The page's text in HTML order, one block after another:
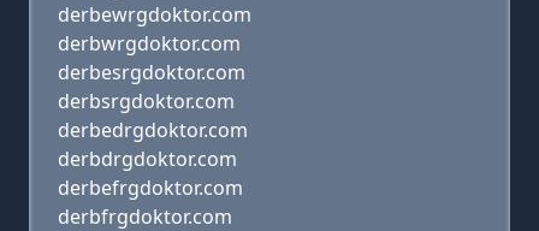
derbewrgdoktor.com
derbwrgdoktor.com
derbesrgdoktor.com
derbsrgdoktor.com
derbedrgdoktor.com
derbdrgdoktor.com
derbefrgdoktor.com
derbfrgdoktor.com